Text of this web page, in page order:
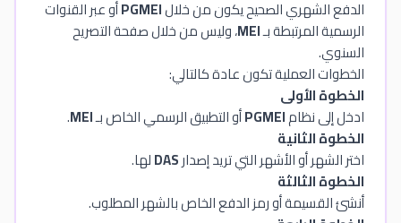
الدفع الشهري الصحيح يكون من خلالPGMEIأو عبر القنوات
الرسمية المرتبطة بـMEI، وليس من خلال صفحة التصريح
السنوي.
الخطوات العملية تكون عادة كالتالي:
الخطوة الأولى
ادخل إلى نظامPGMEIأو التطبيق الرسمي الخاص بـMEI
.
الخطوة الثانية
اختر الشهر أو الأشهر التي تريد إصدارDASلها.
الخطوة الثالثة
أنشئ القسيمة أو رمز الدفع الخاص بالشهر المطلوب.